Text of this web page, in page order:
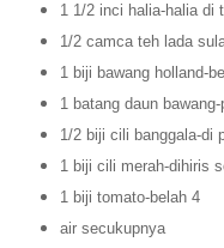
1 1/2 inci halia-halia di
1/2 camca teh lada
1 biji bawang holland-
1 batang daun
1/2 biji cili banggala-di
1 biji cili merah-dihiris
1 biji tomato-belah 4
air secukupnya